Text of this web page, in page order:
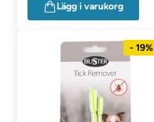
Lägg i varukorg
- 19%